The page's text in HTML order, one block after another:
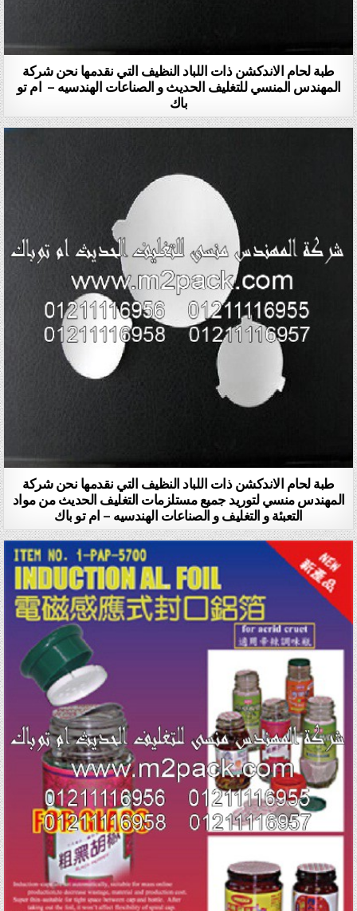
طبة لحام الاندكشن ذات اللباد النظيف التي نقدمها نحن شركة
المهندس المنسي للتغليف الحديث و الصناعات الهندسيه – ام تو
باك
طبة لحام الاندكشن ذات اللباد النظيف التي نقدمها نحن شركة
المهندس منسي لتوريد جميع مستلزمات التغليف الحديث من مواد
التعبئة و التغليف و الصناعات الهندسيه – ام تو باك